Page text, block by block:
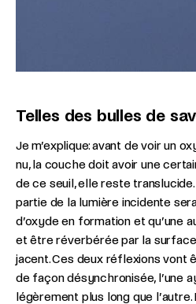
Telles des bulles de
Je m’explique: avant de voir un
nu, la couche doit avoir une
de ce seuil, elle reste translucide.
partie de la lumière incidente
d’oxyde en formation et qu’une
et être réverbérée par la
jacent. Ces deux réflexions vont
de façon désynchronisée, l’une
légèrement plus long que